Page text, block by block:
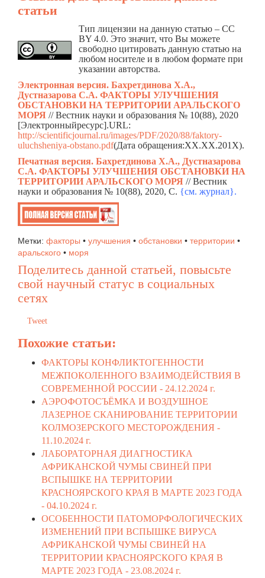
статьи
Тип лицензии на данную статью – CC
BY 4.0. Это значит, что Вы можете
свободно цитировать данную статью на
любом носителе и в любом формате при
указании авторства.
Электронная версия. Бахретдинова Х.А.,
Дустназарова С.А. ФАКТОРЫ УЛУЧШЕНИЯ
ОБСТАНОВКИ НА ТЕРРИТОРИИ АРАЛЬСКОГО
МОРЯ // Вестник науки и образования № 10(88), 2020
[Электронныйресурс].URL:
http://scientificjournal.ru/images/PDF/2020/88/faktory-
uluchsheniya-obstano.pdf(Дата обращения:ХХ.ХХ.201Х).
Печатная версия. Бахретдинова Х.А., Дустназарова
С.А. ФАКТОРЫ УЛУЧШЕНИЯ ОБСТАНОВКИ НА
ТЕРРИТОРИИ АРАЛЬСКОГО МОРЯ // Вестник
науки и образования № 10(88), 2020, C. {см. журнал}.
Метки: факторы • улучшения • обстановки • территории •
аральского • моря
Поделитесь данной статьей, повысьте
свой научный статус в социальных
сетях
Tweet
Похожие статьи:
ФАКТОРЫ КОНФЛИКТОГЕННОСТИ
МЕЖПОКОЛЕННОГО ВЗАИМОДЕЙСТВИЯ В
СОВРЕМЕННОЙ РОССИИ - 24.12.2024 г.
АЭРОФОТОСЪЁМКА И ВОЗДУШНОЕ
ЛАЗЕРНОЕ СКАНИРОВАНИЕ ТЕРРИТОРИИ
КОЛМОЗЕРСКОГО МЕСТОРОЖДЕНИЯ -
11.10.2024 г.
ЛАБОРАТОРНАЯ ДИАГНОСТИКА
АФРИКАНСКОЙ ЧУМЫ СВИНЕЙ ПРИ
ВСПЫШКЕ НА ТЕРРИТОРИИ
КРАСНОЯРСКОГО КРАЯ В МАРТЕ 2023 ГОДА
- 04.10.2024 г.
ОСОБЕННОСТИ ПАТОМОРФОЛОГИЧЕСКИХ
ИЗМЕНЕНИЙ ПРИ ВСПЫШКЕ ВИРУСА
АФРИКАНСКОЙ ЧУМЫ СВИНЕЙ НА
ТЕРРИТОРИИ КРАСНОЯРСКОГО КРАЯ В
МАРТЕ 2023 ГОДА - 23.08.2024 г.